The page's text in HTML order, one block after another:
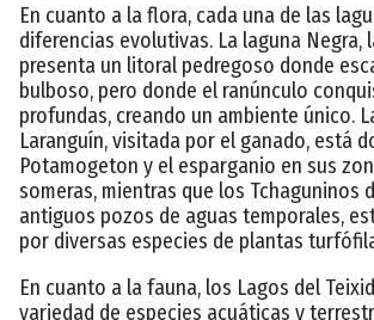
En cuanto a la flora, cada una de las
diferencias evolutivas. La laguna Negra,
presenta un litoral pedregoso donde
bulboso, pero donde el ranúnculo
profundas, creando un ambiente único.
Laranguín, visitada por el ganado, está
Potamogeton y el esparganio en sus
someras, mientras que los Tchaguninos
antiguos pozos de aguas temporales,
por diversas especies de plantas
En cuanto a la fauna, los Lagos del
variedad de especies acuáticas y